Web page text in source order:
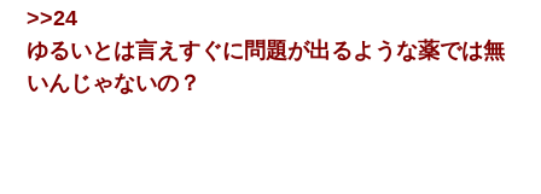
10年ほど前、息子がまだ年中だった時に離婚したんだけど、一昨
年の暮れに突然息子が職場を訪ねてきた。
>>24
ゆるいとは言えすぐに問題が出るような薬では無
いんじゃないの？